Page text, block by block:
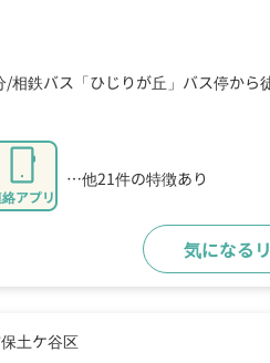
相鉄バス「ひじりが丘」バス停から
アプリ
…他21件の特徴あり
気になる
土ケ谷区